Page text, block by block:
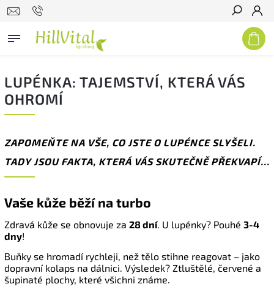
Hledat
LUPÉNKA: TAJEMSTVÍ, KTERÁ VÁS
OHROMÍ
ZAPOMEŇTE NA VŠE, CO JSTE O LUPÉNCE SLYŠELI.
TADY JSOU FAKTA, KTERÁ VÁS SKUTEČNĚ PŘEKVAPÍ...
Vaše kůže běží na turbo
Zdravá kůže se obnovuje za 28 dní. U lupénky? Pouhé 3-4
dny!
Buňky se hromadí rychleji, než tělo stihne reagovat – jako
dopravní kolaps na dálnici. Výsledek? Ztluštělé, červené a
šupinaté plochy, které všichni známe.